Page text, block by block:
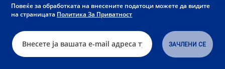
Повеќе за обработката на внесените податоци можете да видите
на страницата Политика За Приватност